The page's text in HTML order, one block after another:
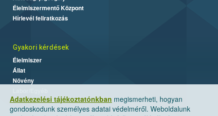
Adatkezelési tájékoztatónkban megismerheti, hogyan
gondoskodunk személyes adatai védelméről. Weboldalunk
Élelmiszermentő Központ
Hírlevél feliratkozás
Gyakori kérdések
Élelmiszer
Állat
Növény